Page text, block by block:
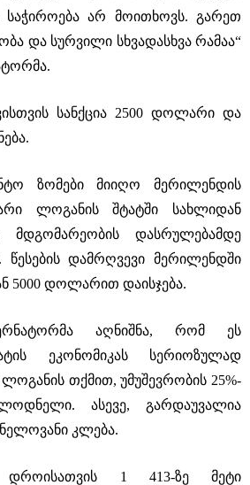
საჭიროება არ მოითხოვს. გარეთ
და სურვილი სხვადასხვა რამაა“
სანქცია 2500 დოლარი და
ზომები მიიღო მერილენდის
ლოგანის შტატში სახლიდან
მდგომარეობის დასრულებამდე
წესების დამრღვევი მერილენდში
5000 დოლარით დაისჯება.
აღნიშნა, რომ ეს
ეკონომიკას სერიოზულად
თქმით, უმუშევრობის 25%-
ასევე, გარდაუვალია
კლება.
1 413-ზე მეტი